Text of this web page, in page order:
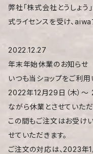
弊社「株式会社とうしょう
式ライセンスを受け、aiwa
2022.12.27
年末年始休業のお知らせ
いつも当ショップをご利用
2022年12月29日（木）〜
ながら休業とさせていただ
この間もご注文はお受け
せていただきます。
ご注文の対応は、2023年1